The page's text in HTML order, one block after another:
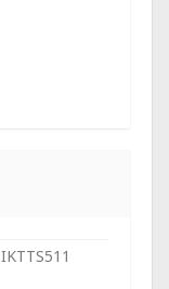
IKTTS511